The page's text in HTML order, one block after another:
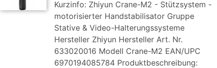
Kurzinfo: Zhiyun Crane-M2 - Stützsystem -
motorisierter Handstabilisator Gruppe
Stative & Video-Halterungssysteme
Hersteller Zhiyun Hersteller Art. Nr.
633020016 Modell Crane-M2 EAN/UPC
6970194085784 Produktbeschreibung: